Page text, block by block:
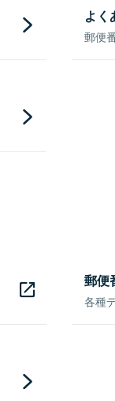
よく
郵便
郵便
各種